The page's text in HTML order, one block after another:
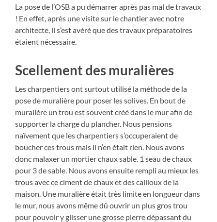
La pose de l’OSB a pu démarrer après pas mal de travaux
! En effet, après une visite sur le chantier avec notre
architecte, il s’est avéré que des travaux préparatoires
étaient nécessaire.
Scellement des muralières
Les charpentiers ont surtout utilisé la méthode de la
pose de muralière pour poser les solives. En bout de
muralière un trou est souvent créé dans le mur afin de
supporter la charge du plancher. Nous pensions
naïvement que les charpentiers s’occuperaient de
boucher ces trous mais il n’en était rien. Nous avons
donc malaxer un mortier chaux sable. 1 seau de chaux
pour 3 de sable. Nous avons ensuite rempli au mieux les
trous avec ce ciment de chaux et des cailloux de la
maison. Une muralière était très limite en longueur dans
le mur, nous avons même dû ouvrir un plus gros trou
pour pouvoir y glisser une grosse pierre dépassant du